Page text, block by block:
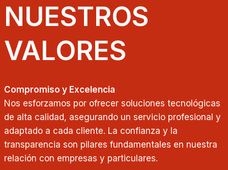
NUESTROS
VALORES
Compromiso y Excelencia
Nos esforzamos por ofrecer soluciones tecnológicas
de alta calidad, asegurando un servicio profesional y
adaptado a cada cliente. La confianza y la
transparencia son pilares fundamentales en nuestra
relación con empresas y particulares.